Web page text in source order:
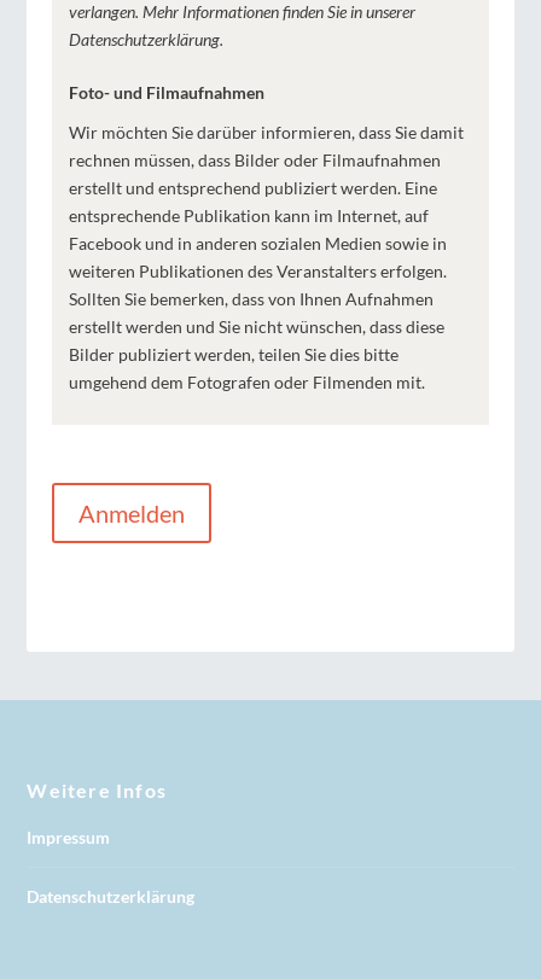
verlangen. Mehr Informationen finden Sie in unserer
Datenschutzerklärung.
Foto- und Filmaufnahmen
Wir möchten Sie darüber informieren, dass Sie damit
rechnen müssen, dass Bilder oder Filmaufnahmen
erstellt und entsprechend publiziert werden. Eine
entsprechende Publikation kann im Internet, auf
Facebook und in anderen sozialen Medien sowie in
weiteren Publikationen des Veranstalters erfolgen.
Sollten Sie bemerken, dass von Ihnen Aufnahmen
erstellt werden und Sie nicht wünschen, dass diese
Bilder publiziert werden, teilen Sie dies bitte
umgehend dem Fotografen oder Filmenden mit.
Anmelden
Weitere Infos
Impressum
Datenschutzerklärung